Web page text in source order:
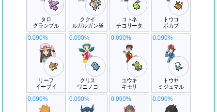
タロ
グランブル
ククイ
ルガルガン昼
コトネ
チコリータ
トウコ
ポカブ
リーフ
イーブイ
0.090%
クリス
ワニノコ
0.090%
ユウキ
キモリ
0.090%
トウヤ
ミジュマル
0.090%
0.090% 0.090% 0.090% 0.090%